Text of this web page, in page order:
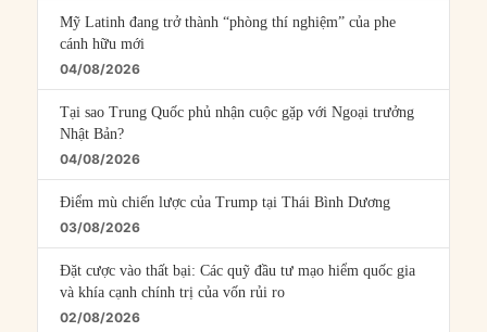
Mỹ Latinh đang trở thành “phòng thí nghiệm” của phe
cánh hữu mới
04/08/2026
Tại sao Trung Quốc phủ nhận cuộc gặp với Ngoại trưởng
Nhật Bản?
04/08/2026
Điểm mù chiến lược của Trump tại Thái Bình Dương
03/08/2026
Đặt cược vào thất bại: Các quỹ đầu tư mạo hiểm quốc gia
và khía cạnh chính trị của vốn rủi ro
02/08/2026